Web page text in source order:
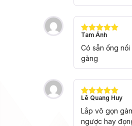
Được xếp
hạng5
5
sao
Tam Ánh
Có sẵn ống
gàng
Được xếp
hạng
55
sao
Lê Quang Huy
Lắp vô gọn
ngược hay